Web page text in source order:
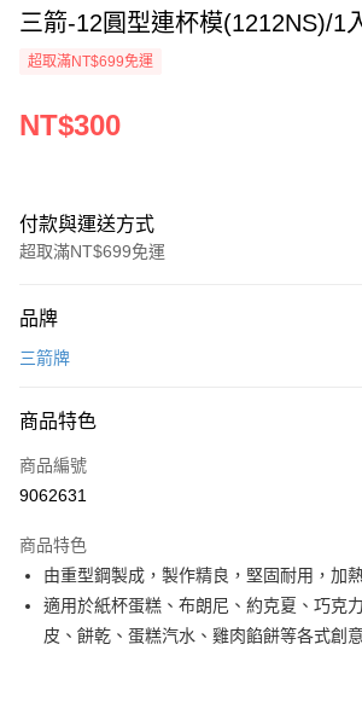
三箭-12圓型連杯模(1212NS)/1
超取滿NT$699免運
NT$300
付款與運送方式
超取滿NT$699免運
信用卡一次付款
運送方式
• 付款後全家取貨
• 付款後7-11取貨
每筆NT$60，滿NT$699(含以上)免運費
(請點開選項勾選)
品牌
三箭牌
商品特色
商品編號
9062631
商品特色
由重型鋼製成，製作精良，堅固耐用，加
適用於紙杯蛋糕、布朗尼、約克夏、巧克
皮、餅乾、蛋糕汽水、雞肉餡餅等各式創